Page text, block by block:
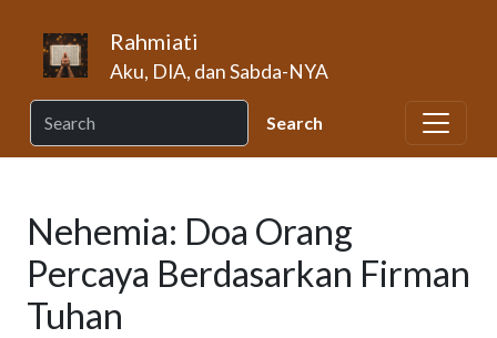
Rahmiati
Aku, DIA, dan Sabda-NYA
Nehemia: Doa Orang
Percaya Berdasarkan Firman
Tuhan